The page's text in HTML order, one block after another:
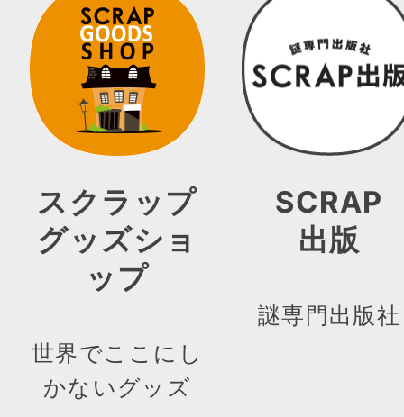
スクラップ
グッズショ
ップ
世界でここにし
かないグッズ
SCRAP
出版
謎専門出版社